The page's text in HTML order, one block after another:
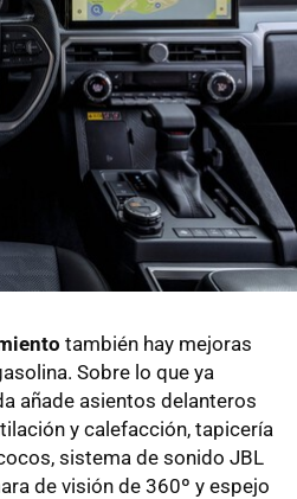
también hay mejoras
Sobre lo que ya
añade asientos delanteros
y calefacción, tapicería
sistema de sonido JBL
de visión de 360º y espejo